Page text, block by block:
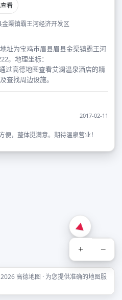
看
渠镇霸王河经济开发区
址为宝鸡市眉县眉县金渠镇霸王河
。地理坐标：
过高德地图查看艾澜温泉酒店的精
查找周边设施。
2017-02-11
，整体挺满意。期待温泉营业！
+ −
高德地图 · 为您提供准确的地图服